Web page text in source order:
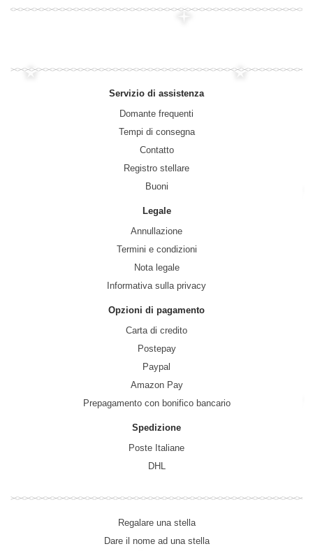
Servizio di assistenza
Domante frequenti
Tempi di consegna
Contatto
Registro stellare
Buoni
Legale
Annullazione
Termini e condizioni
Nota legale
Informativa sulla privacy
Opzioni di pagamento
Carta di credito
Postepay
Paypal
Amazon Pay
Prepagamento con bonifico bancario
Spedizione
Poste Italiane
DHL
Regalare una stella
Dare il nome ad una stella